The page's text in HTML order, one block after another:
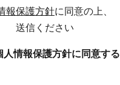
報保護方針に同意の上、
送信ください
人情報保護方針に同意する